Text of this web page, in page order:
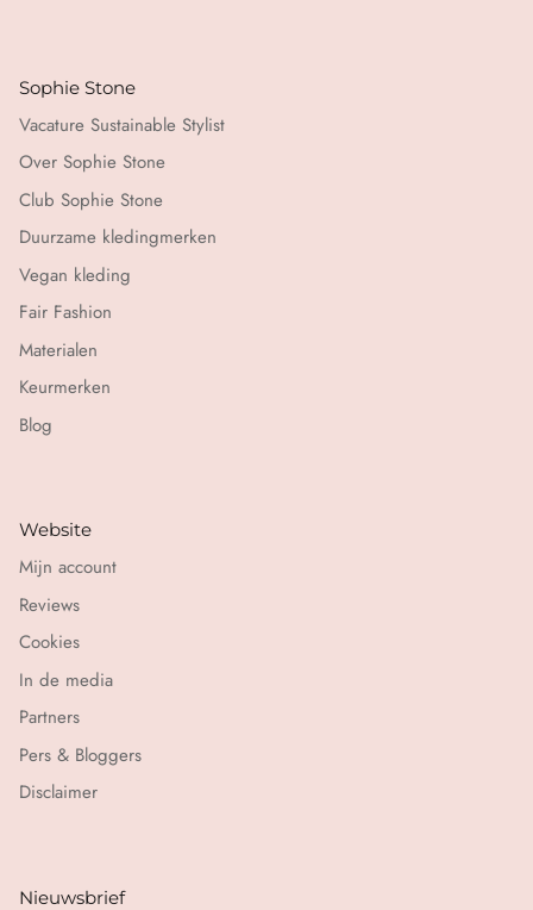
Sophie Stone
Vacature Sustainable Stylist
Over Sophie Stone
Club Sophie Stone
Duurzame kledingmerken
Vegan kleding
Fair Fashion
Materialen
Keurmerken
Blog
Website
Mijn account
Reviews
Cookies
In de media
Partners
Pers & Bloggers
Disclaimer
Nieuwsbrief